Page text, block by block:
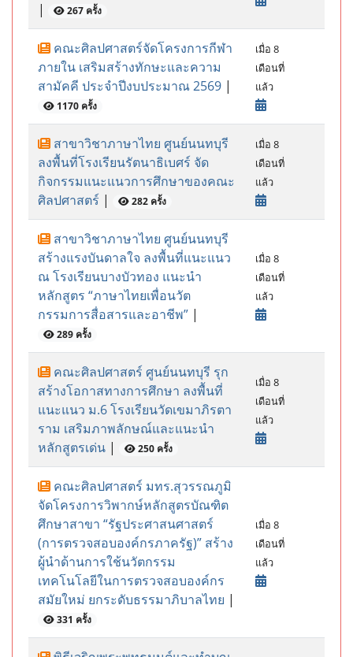
|
267 ครั้ง
คณะศิลปศาสตร์จัดโครงการกีฬา
ภายใน เสริมสร้างทักษะและความ
สามัคคี ประจำปีงบประมาณ 2569 |
1170 ครั้ง
เมื่อ 8
เดือนที่
แล้ว
สาขาวิชาภาษาไทย ศูนย์นนทบุรี
ลงพื้นที่โรงเรียนรัตนาธิเบศร์ จัด
กิจกรรมแนะแนวการศึกษาของคณะ
ศิลปศาสตร์ | 282 ครั้ง
เมื่อ 8
เดือนที่
แล้ว
สาขาวิชาภาษาไทย ศูนย์นนทบุรี
สร้างแรงบันดาลใจ ลงพื้นที่แนะแนว
ณ โรงเรียนบางบัวทอง แนะนำ
หลักสูตร “ภาษาไทยเพื่อนวัต
กรรมการสื่อสารและอาชีพ” |
289 ครั้ง
เมื่อ 8
เดือนที่
แล้ว
คณะศิลปศาสตร์ ศูนย์นนทบุรี รุก
สร้างโอกาสทางการศึกษา ลงพื้นที่
แนะแนว ม.6 โรงเรียนวัดเขมาภิรตา
ราม เสริมภาพลักษณ์และแนะนำ
หลักสูตรเด่น | 250 ครั้ง
เมื่อ 8
เดือนที่
แล้ว
คณะศิลปศาสตร์ มทร.สุวรรณภูมิ
จัดโครงการวิพากษ์หลักสูตรบัณฑิต
ศึกษาสาขา “รัฐประศาสนศาสตร์
(การตรวจสอบองค์กรภาครัฐ)” สร้าง
ผู้นำด้านการใช้นวัตกรรม
เทคโนโลยีในการตรวจสอบองค์กร
สมัยใหม่ ยกระดับธรรมาภิบาลไทย |
331 ครั้ง
เมื่อ 8
เดือนที่
แล้ว